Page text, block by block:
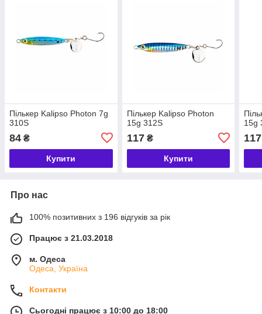
Пількер Kalipso Photon 7g
310S
84 ₴
Купити
Пількер Kalipso Photon
15g 312S
117₴
Купити
15g
117
Про нас
100% позитивних з 196 відгуків за рік
Працює з 21.03.2018
м. Одеса
Одеса, Україна
Контакти
Сьогодні працює з 10:00 до 18:00